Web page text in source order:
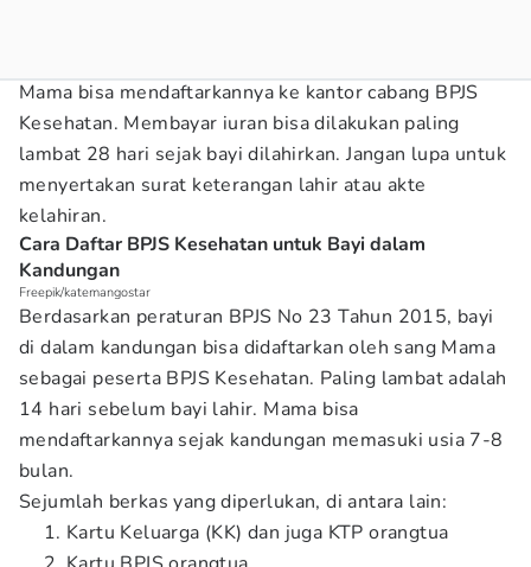
Mama bisa mendaftarkannya ke kantor cabang BPJS
Kesehatan. Membayar iuran bisa dilakukan paling
lambat 28 hari sejak bayi dilahirkan. Jangan lupa untuk
menyertakan surat keterangan lahir atau akte
kelahiran.
Cara Daftar BPJS Kesehatan untuk Bayi dalam
Kandungan
Freepik/katemangostar
Berdasarkan peraturan BPJS No 23 Tahun 2015, bayi
di dalam kandungan bisa didaftarkan oleh sang Mama
sebagai peserta BPJS Kesehatan. Paling lambat adalah
14 hari sebelum bayi lahir. Mama bisa
mendaftarkannya sejak kandungan memasuki usia 7-8
bulan.
Sejumlah berkas yang diperlukan, di antara lain:
Kartu Keluarga (KK) dan juga KTP orangtua